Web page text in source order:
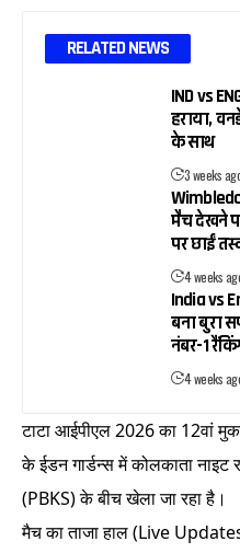
RELATED NEWS
IND vs
हराया,
के साथ
3 weeks
मैच देखने
पर छाईं
4 weeks
India vs
बना बुरा
नंबर-1
4 weeks
टाटा आईपीएल 2026 का 12वां
के ईडन गार्डन्स में कोलकाता नाइट
(PBKS) के बीच खेला जा रहा है।
मैच का ताजा हाल (Live